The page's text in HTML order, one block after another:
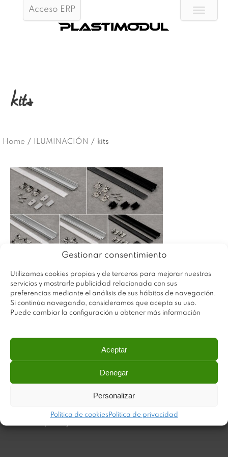
Gestionar consentimiento
Utilizamos cookies propias y de terceros para mejorar nuestros
servicios y mostrarle publicidad relacionada con sus
preferencias mediante el análisis de sus hábitos de navegación.
Si continúa navegando, consideramos que acepta su uso.
Puede cambiar la configuración u obtener más información
Aceptar
Denegar
Personalizar
Política de cookies Política de privacidad
Acceso ERP
kits
Home / ILUMINACIÓN / kits
Plastimodul tiene como objetivo ofrecer productos
innovadores y de máxima calidad, invirtiendo con decisión
dinámicas y operativas. Utilizamos materiales de primera